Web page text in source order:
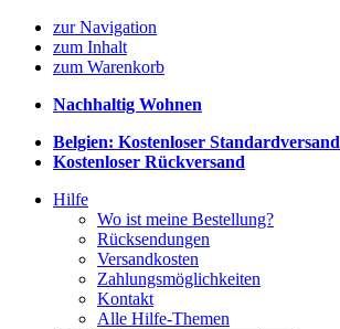
zur Navigation
zum Inhalt
zum Warenkorb
Nachhaltig Wohnen
Belgien: Kostenloser Standardversand
Kostenloser Rückversand
Hilfe
Wo ist meine Bestellung?
Rücksendungen
Versandkosten
Zahlungsmöglichkeiten
Kontakt
Alle Hilfe-Themen